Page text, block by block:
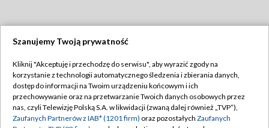
TVP
Abonament TVP
Emisja w TVP
Regulamin TVP
Polityka prywatności
Szanujemy Twoją prywatność
Kliknij "Akceptuję i przechodzę do serwisu", aby wyrazić zgody na
korzystanie z technologii automatycznego śledzenia i zbierania danych,
dostęp do informacji na Twoim urządzeniu końcowym i ich
przechowywanie oraz na przetwarzanie Twoich danych osobowych przez
nas, czyli Telewizję Polską S.A. w likwidacji (zwaną dalej również „TVP”),
Zaufanych Partnerów z IAB* (1201 firm) oraz pozostałych Zaufanych